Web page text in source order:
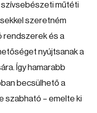
műtéti
szeretném
rendszerek és a
nyújtsanak a
Így hamarabb
becsülhető a
szabható – emelte ki